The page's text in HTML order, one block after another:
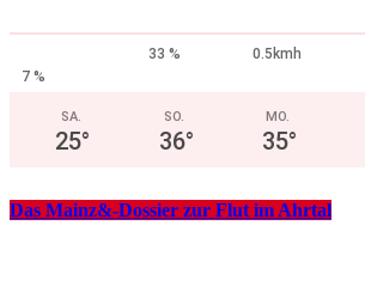
33 %
0.5kmh
7 %
SA.
25°
SO.
36°
MO.
35°
Das Mainz&-Dossier zur Flut im Ahrtal